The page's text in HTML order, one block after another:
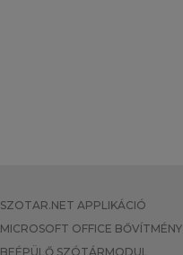
SZOTAR.NET APPLIKÁCIÓ
MICROSOFT OFFICE BŐVÍTMÉNY
BEÉPÜLŐ SZÓTÁRMODUL